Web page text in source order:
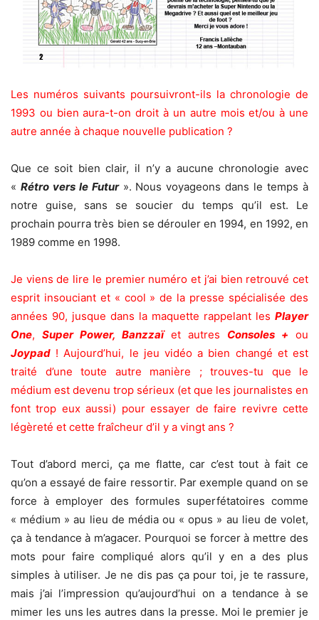
Les numéros suivants poursuivront-ils la chronologie de
1993 ou bien aura-t-on droit à un autre mois et/ou à une
autre année à chaque nouvelle publication ?
Que ce soit bien clair, il n’y a aucune chronologie avec
« Rétro vers le Futur». Nous voyageons dans le temps à
notre guise, sans se soucier du temps qu’il est. Le
prochain pourra très bien se dérouler en 1994, en 1992, en
1989 comme en 1998.
Je viens de lire le premier numéro et j’ai bien retrouvé cet
esprit insouciant et « cool » de la presse spécialisée des
années 90, jusque dans la maquette rappelant les Player
One, Super Power, Banzzaïet autres Consoles + ou
Joypad ! Aujourd’hui, le jeu vidéo a bien changé et est
traité d’une toute autre manière ; trouves-tu que le
médium est devenu trop sérieux (et que les journalistes en
font trop eux aussi) pour essayer de faire revivre cette
légèreté et cette fraîcheur d’il y a vingt ans ?
Tout d’abord merci, ça me flatte, car c’est tout à fait ce
qu’on a essayé de faire ressortir. Par exemple quand on se
force à employer des formules superfétatoires comme
« médium » au lieu de média ou « opus » au lieu de volet,
ça à tendance à m’agacer. Pourquoi se forcer à mettre des
mots pour faire compliqué alors qu’il y en a des plus
simples à utiliser. Je ne dis pas ça pour toi, je te rassure,
mais j’ai l’impression qu’aujourd’hui on a tendance à se
mimer les uns les autres dans la presse. Moi le premier je